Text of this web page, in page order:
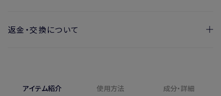
お届け日の目安
※新製品（限定製品）は除きます。
返金・交換について
合、期間内*であれば、返金・交換サービスをご利用いただけ
ます。アイテム紹介 使用方法 成分・詳細